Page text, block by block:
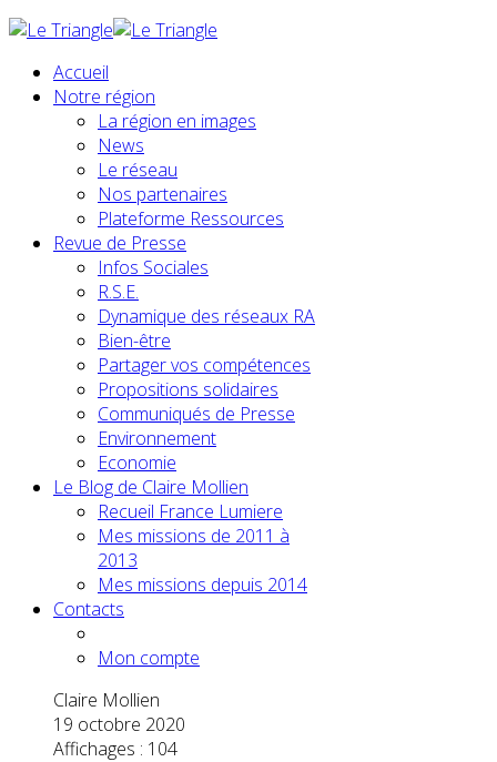
Accueil
Notre région
La région en images
News
Le réseau
Nos partenaires
Plateforme Ressources
Revue de Presse
Infos Sociales
R.S.E.
Dynamique des réseaux RA
Bien-être
Partager vos compétences
Propositions solidaires
Communiqués de Presse
Environnement
Economie
Le Blog de Claire Mollien
Recueil France Lumiere
Mes missions de 2011 à
2013
Mes missions depuis 2014
Contacts
Mon compte
Claire Mollien
19 octobre 2020
Affichages : 104